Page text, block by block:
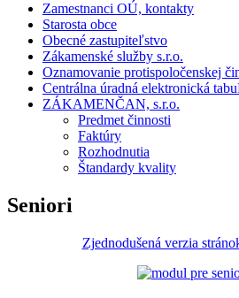
Zamestnanci OÚ, kontakty
Starosta obce
Obecné zastupiteľstvo
Zákamenské služby s.r.o.
Oznamovanie protispoločenskej
Centrálna úradná elektronická
ZÁKAMENČAN, s.r.o.
Predmet činnosti
Faktúry
Rozhodnutia
Štandardy kvality
Seniori
Zjednodušená verzia